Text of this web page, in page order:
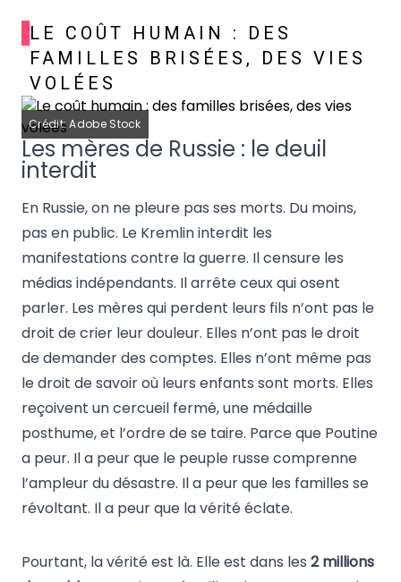
LE COÛT HUMAIN : DES
FAMILLES BRISÉES, DES VIES
VOLÉES
Crédit: Adobe Stock
Les mères de Russie : le deuil
interdit
En Russie, on ne pleure pas ses morts. Du moins,
pas en public. Le Kremlin interdit les
manifestations contre la guerre. Il censure les
médias indépendants. Il arrête ceux qui osent
parler. Les mères qui perdent leurs fils n’ont pas le
droit de crier leur douleur. Elles n’ont pas le droit
de demander des comptes. Elles n’ont même pas
le droit de savoir où leurs enfants sont morts. Elles
reçoivent un cercueil fermé, une médaille
posthume, et l’ordre de se taire. Parce que Poutine
a peur. Il a peur que le peuple russe comprenne
l’ampleur du désastre. Il a peur que les familles se
révoltant. Il a peur que la vérité éclate.
Pourtant, la vérité est là. Elle est dans les 2 millions